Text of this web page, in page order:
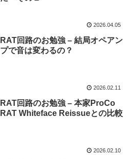
2026.04.05
RAT回路のお勉強 – 結局オペアン
プで音は変わるの？
2026.02.11
RAT回路のお勉強 – 本家ProCo
RAT Whiteface Reissueとの比較
2026.02.10